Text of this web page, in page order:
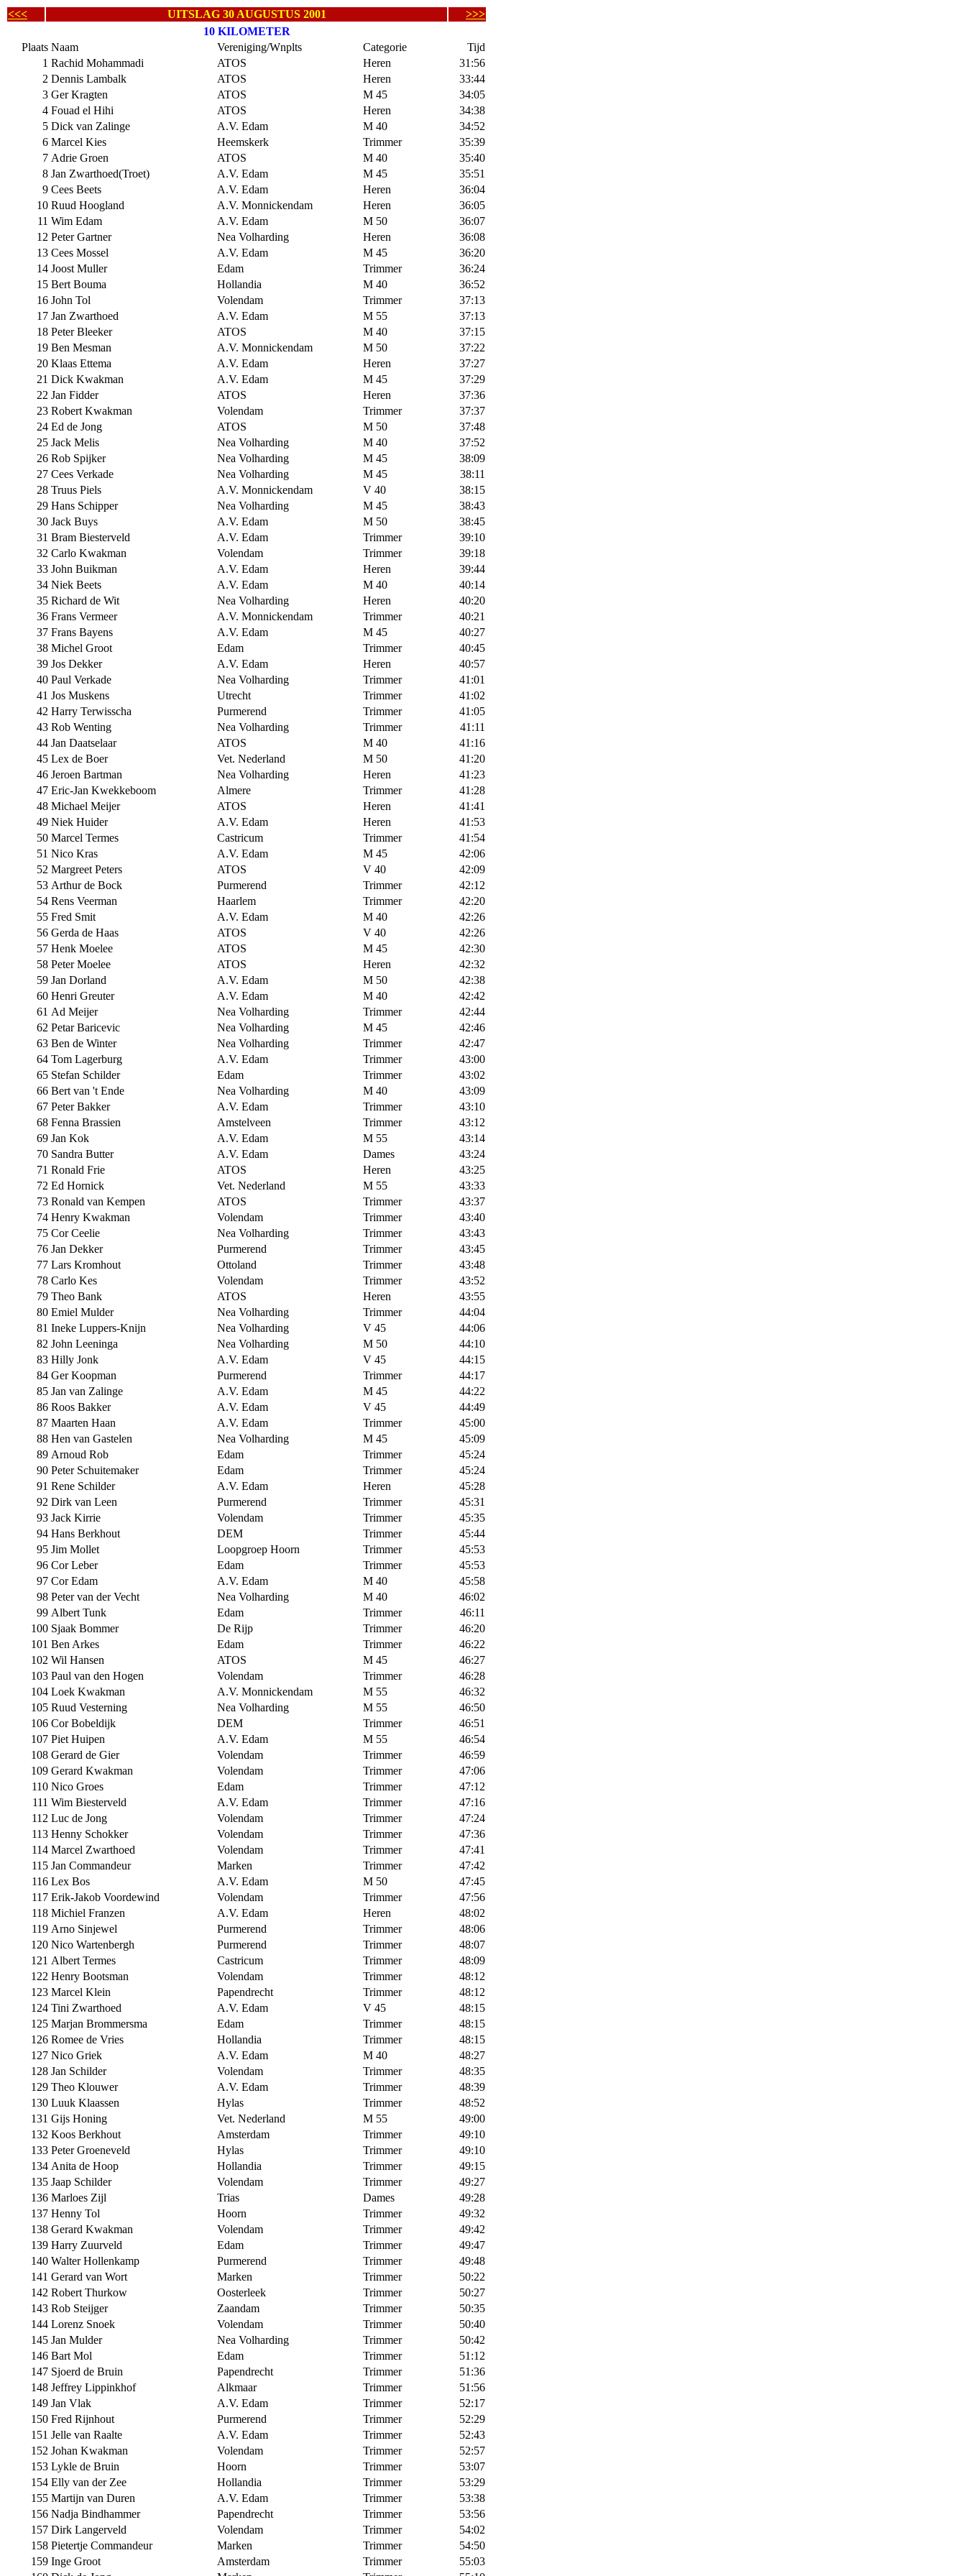
<<< UITSLAG 30 AUGUSTUS 2001
>>>
10 KILOMETER
Plaats Naam Vereniging/Wnplts Categorie
Tijd
1 Rachid Mohammadi ATOS Heren
31:56
2 Dennis Lambalk ATOS Heren
33:44
3 Ger Kragten ATOS M 45
34:05
4 Fouad el Hihi ATOS Heren
34:38
5 Dick van Zalinge A.V. Edam M 40
34:52
6 Marcel Kies Heemskerk Trimmer
35:39
7 Adrie Groen ATOS M 40
35:40
8 Jan Zwarthoed(Troet) A.V. Edam M 45
35:51
9 Cees Beets A.V. Edam Heren
36:04
10 Ruud Hoogland A.V. Monnickendam Heren
36:05
11 Wim Edam A.V. Edam M 50
36:07
12 Peter Gartner Nea Volharding Heren
36:08
13 Cees Mossel A.V. Edam M 45
36:20
14 Joost Muller Edam Trimmer
36:24
15 Bert Bouma Hollandia M 40
36:52
16 John Tol Volendam Trimmer
37:13
17 Jan Zwarthoed A.V. Edam M 55
37:13
18 Peter Bleeker ATOS M 40
37:15
19 Ben Mesman A.V. Monnickendam M 50
37:22
20 Klaas Ettema A.V. Edam Heren
37:27
21 Dick Kwakman A.V. Edam M 45
37:29
22 Jan Fidder ATOS Heren
37:36
23 Robert Kwakman Volendam Trimmer
37:37
24 Ed de Jong ATOS M 50
37:48
25 Jack Melis Nea Volharding M 40
37:52
26 Rob Spijker Nea Volharding M 45
38:09
27 Cees Verkade Nea Volharding M 45
38:11
28 Truus Piels A.V. Monnickendam V 40
38:15
29 Hans Schipper Nea Volharding M 45
38:43
30 Jack Buys A.V. Edam M 50
38:45
31 Bram Biesterveld A.V. Edam Trimmer
39:10
32 Carlo Kwakman Volendam Trimmer
39:18
33 John Buikman A.V. Edam Heren
39:44
34 Niek Beets A.V. Edam M 40
40:14
35 Richard de Wit Nea Volharding Heren
40:20
36 Frans Vermeer A.V. Monnickendam Trimmer
40:21
37 Frans Bayens A.V. Edam M 45
40:27
38 Michel Groot Edam Trimmer
40:45
39 Jos Dekker A.V. Edam Heren
40:57
40 Paul Verkade Nea Volharding Trimmer
41:01
41 Jos Muskens Utrecht Trimmer
41:02
42 Harry Terwisscha Purmerend Trimmer
41:05
43 Rob Wenting Nea Volharding Trimmer
41:11
44 Jan Daatselaar ATOS M 40
41:16
45 Lex de Boer Vet. Nederland M 50
41:20
46 Jeroen Bartman Nea Volharding Heren
41:23
47 Eric-Jan Kwekkeboom Almere Trimmer
41:28
48 Michael Meijer ATOS Heren
41:41
49 Niek Huider A.V. Edam Heren
41:53
50 Marcel Termes Castricum Trimmer
41:54
51 Nico Kras A.V. Edam M 45
42:06
52 Margreet Peters ATOS V 40
42:09
53 Arthur de Bock Purmerend Trimmer
42:12
54 Rens Veerman Haarlem Trimmer
42:20
55 Fred Smit A.V. Edam M 40
42:26
56 Gerda de Haas ATOS V 40
42:26
57 Henk Moelee ATOS M 45
42:30
58 Peter Moelee ATOS Heren
42:32
59 Jan Dorland A.V. Edam M 50
42:38
60 Henri Greuter A.V. Edam M 40
42:42
61 Ad Meijer Nea Volharding Trimmer
42:44
62 Petar Baricevic Nea Volharding M 45
42:46
63 Ben de Winter Nea Volharding Trimmer
42:47
64 Tom Lagerburg A.V. Edam Trimmer
43:00
65 Stefan Schilder Edam Trimmer
43:02
66 Bert van 't Ende Nea Volharding M 40
43:09
67 Peter Bakker A.V. Edam Trimmer
43:10
68 Fenna Brassien Amstelveen Trimmer
43:12
69 Jan Kok A.V. Edam M 55
43:14
70 Sandra Butter A.V. Edam Dames
43:24
71 Ronald Frie ATOS Heren
43:25
72 Ed Hornick Vet. Nederland M 55
43:33
73 Ronald van Kempen ATOS Trimmer
43:37
74 Henry Kwakman Volendam Trimmer
43:40
75 Cor Ceelie Nea Volharding Trimmer
43:43
76 Jan Dekker Purmerend Trimmer
43:45
77 Lars Kromhout Ottoland Trimmer
43:48
78 Carlo Kes Volendam Trimmer
43:52
79 Theo Bank ATOS Heren
43:55
80 Emiel Mulder Nea Volharding Trimmer
44:04
81 Ineke Luppers-Knijn Nea Volharding V 45
44:06
82 John Leeninga Nea Volharding M 50
44:10
83 Hilly Jonk A.V. Edam V 45
44:15
84 Ger Koopman Purmerend Trimmer
44:17
85 Jan van Zalinge A.V. Edam M 45
44:22
86 Roos Bakker A.V. Edam V 45
44:49
87 Maarten Haan A.V. Edam Trimmer
45:00
88 Hen van Gastelen Nea Volharding M 45
45:09
89 Arnoud Rob Edam Trimmer
45:24
90 Peter Schuitemaker Edam Trimmer
45:24
91 Rene Schilder A.V. Edam Heren
45:28
92 Dirk van Leen Purmerend Trimmer
45:31
93 Jack Kirrie Volendam Trimmer
45:35
94 Hans Berkhout DEM Trimmer
45:44
95 Jim Mollet Loopgroep Hoorn Trimmer
45:53
96 Cor Leber Edam Trimmer
45:53
97 Cor Edam A.V. Edam M 40
45:58
98 Peter van der Vecht Nea Volharding M 40
46:02
99 Albert Tunk Edam Trimmer
46:11
100 Sjaak Bommer De Rijp Trimmer
46:20
101 Ben Arkes Edam Trimmer
46:22
102 Wil Hansen ATOS M 45
46:27
103 Paul van den Hogen Volendam Trimmer
46:28
104 Loek Kwakman A.V. Monnickendam M 55
46:32
105 Ruud Vesterning Nea Volharding M 55
46:50
106 Cor Bobeldijk DEM Trimmer
46:51
107 Piet Huipen A.V. Edam M 55
46:54
108 Gerard de Gier Volendam Trimmer
46:59
109 Gerard Kwakman Volendam Trimmer
47:06
110 Nico Groes Edam Trimmer
47:12
111 Wim Biesterveld A.V. Edam Trimmer
47:16
112 Luc de Jong Volendam Trimmer
47:24
113 Henny Schokker Volendam Trimmer
47:36
114 Marcel Zwarthoed Volendam Trimmer
47:41
115 Jan Commandeur Marken Trimmer
47:42
116 Lex Bos A.V. Edam M 50
47:45
117 Erik-Jakob Voordewind Volendam Trimmer
47:56
118 Michiel Franzen A.V. Edam Heren
48:02
119 Arno Sinjewel Purmerend Trimmer
48:06
120 Nico Wartenbergh Purmerend Trimmer
48:07
121 Albert Termes Castricum Trimmer
48:09
122 Henry Bootsman Volendam Trimmer
48:12
123 Marcel Klein Papendrecht Trimmer
48:12
124 Tini Zwarthoed A.V. Edam V 45
48:15
125 Marjan Brommersma Edam Trimmer
48:15
126 Romee de Vries Hollandia Trimmer
48:15
127 Nico Griek A.V. Edam M 40
48:27
128 Jan Schilder Volendam Trimmer
48:35
129 Theo Klouwer A.V. Edam Trimmer
48:39
130 Luuk Klaassen Hylas Trimmer
48:52
131 Gijs Honing Vet. Nederland M 55
49:00
132 Koos Berkhout Amsterdam Trimmer
49:10
133 Peter Groeneveld Hylas Trimmer
49:10
134 Anita de Hoop Hollandia Trimmer
49:15
135 Jaap Schilder Volendam Trimmer
49:27
136 Marloes Zijl Trias Dames
49:28
137 Henny Tol Hoorn Trimmer
49:32
138 Gerard Kwakman Volendam Trimmer
49:42
139 Harry Zuurveld Edam Trimmer
49:47
140 Walter Hollenkamp Purmerend Trimmer
49:48
141 Gerard van Wort Marken Trimmer
50:22
142 Robert Thurkow Oosterleek Trimmer
50:27
143 Rob Steijger Zaandam Trimmer
50:35
144 Lorenz Snoek Volendam Trimmer
50:40
145 Jan Mulder Nea Volharding Trimmer
50:42
146 Bart Mol Edam Trimmer
51:12
147 Sjoerd de Bruin Papendrecht Trimmer
51:36
148 Jeffrey Lippinkhof Alkmaar Trimmer
51:56
149 Jan Vlak A.V. Edam Trimmer
52:17
150 Fred Rijnhout Purmerend Trimmer
52:29
151 Jelle van Raalte A.V. Edam Trimmer
52:43
152 Johan Kwakman Volendam Trimmer
52:57
153 Lykle de Bruin Hoorn Trimmer
53:07
154 Elly van der Zee Hollandia Trimmer
53:29
155 Martijn van Duren A.V. Edam Trimmer
53:38
156 Nadja Bindhammer Papendrecht Trimmer
53:56
157 Dirk Langerveld Volendam Trimmer
54:02
158 Pietertje Commandeur Marken Trimmer
54:50
159 Inge Groot Amsterdam Trimmer
55:03